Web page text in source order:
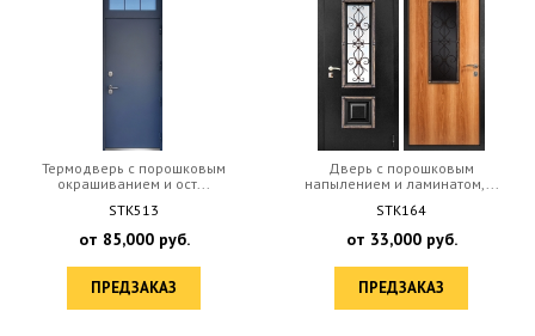
Термодверь с порошковым
окрашиванием и ост...
STK513
от 85,000руб.
ПРЕДЗАКАЗ
Дверь с порошковым
напылением и ламинатом,...
STK164
от 33,000руб.
ПРЕДЗАКАЗ